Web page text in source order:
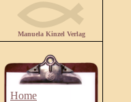
Manuela Kinzel Verlag
Home